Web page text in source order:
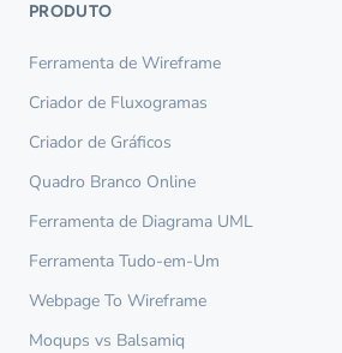
PRODUTO
Ferramenta de Wireframe
Criador de Fluxogramas
Criador de Gráficos
Quadro Branco Online
Ferramenta de Diagrama UML
Ferramenta Tudo-em-Um
Webpage To Wireframe
Moqups vs Balsamiq